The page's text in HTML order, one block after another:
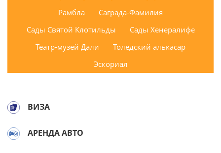
Рамбла
Саграда-Фамилия
Сады Святой Клотильды
Сады Хенералифе
Театр-музей Дали
Толедский алькасар
Эскориал
ВИЗА
АРЕНДА АВТО